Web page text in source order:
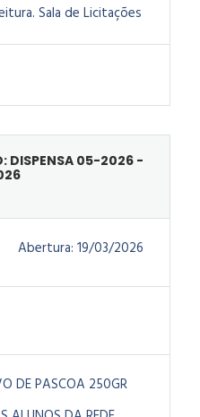
Sala de Licitações
DISPENSA 05-2026 -
Abertura: 19/03/2026
DE PASCOA 250GR